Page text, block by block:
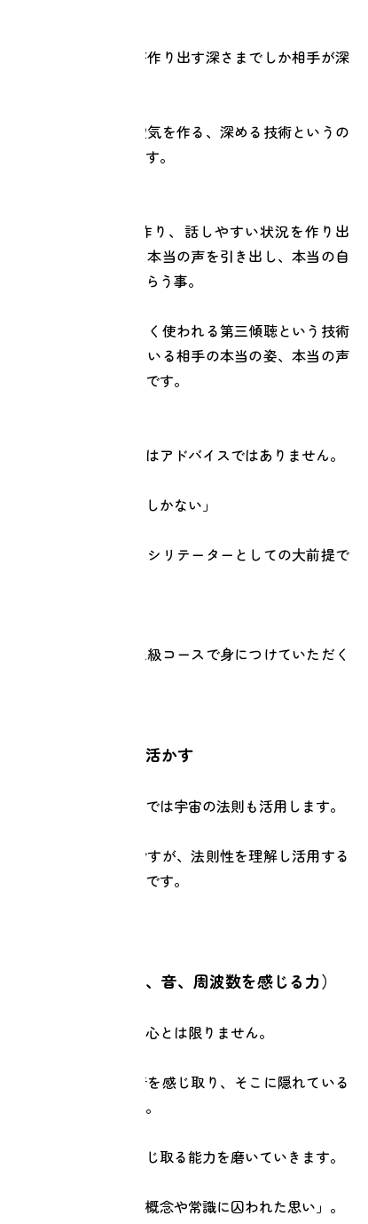
それは、自分自身が作り出す深さまでしか相手が深
それだけこの場の空気を作る、深める技術というの
は重要になってきます。
まず、場の空気を作り、話しやすい状況を作り出
す。そして相手から本当の声を引き出し、本当の自
分の声に気付いてもらう事。
カウンセリングでよく使われる第三傾聴という技術
を使って、目の前にいる相手の本当の姿、本当の声
を引き出していくのです。
リターンセッションはアドバイスではありません。
「答えは相手の中にしかない」
これがリターンファシリテーターとしての大前提で
リターンスクール上級コースで身につけていただく
●法則を理解して活かす
リターンセッションでは宇宙の法則も活用します。
経験や技術も大事ですが、法則性を理解し活用する
事もとても大切なのです。
●感性を磨く（気、音、周波数を感じる力）
発している言葉が本心とは限りません。
本人の発している音を感じ取り、そこに隠れている
何かを感じ取る感性。
気や音の周波数を感じ取る能力を磨いていきます。
「本当の思い」と「概念や常識に囚われた思い」。